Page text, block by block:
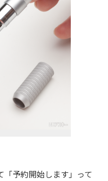
「予約開始します」って